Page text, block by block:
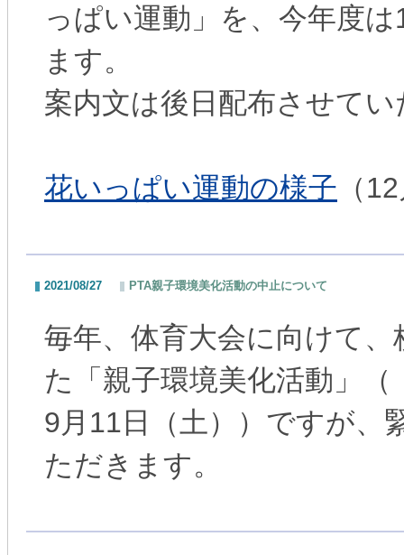
っぱい運動」を、今年度
ます。
案内文は後日配布させて
花いっぱい運動の様子 （
2021/08/27 PTA親子環境美化活動の中止について
毎年、体育大会に向けて
た「親子環境美化活動」（
9月11日（土））ですが、
ただきます。